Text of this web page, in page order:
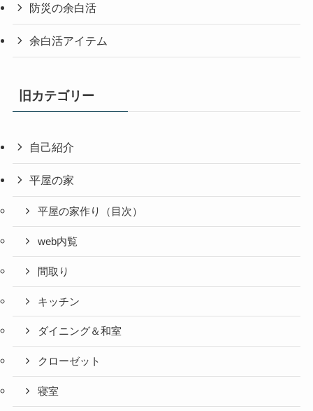
防災の余白活
余白活アイテム
旧カテゴリー
自己紹介
平屋の家
平屋の家作り（目次）
web内覧
間取り
キッチン
ダイニング＆和室
クローゼット
寝室